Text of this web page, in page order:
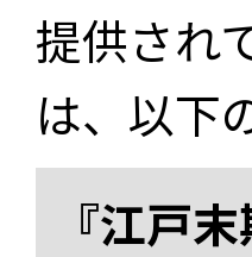
提供され
は、以下
『江戸